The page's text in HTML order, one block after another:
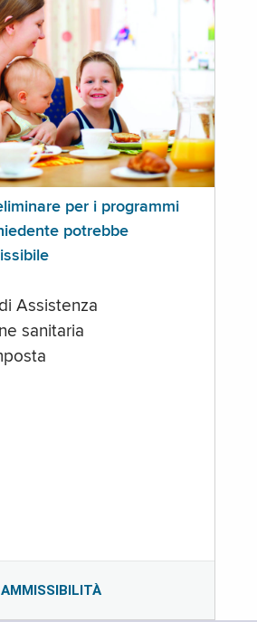
per i programmi
potrebbe
Assistenza
sanitaria